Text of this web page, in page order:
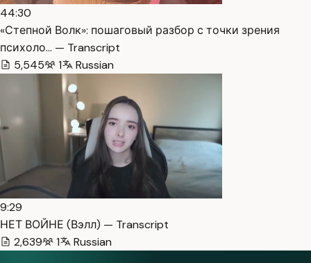
44:30
«Степной Волк»: пошаговый разбор с точки зрения
психоло… — Transcript
5,545
1 Russian
9:29
НЕТ ВОЙНЕ (Вэлл) — Transcript
2,639
1 Russian